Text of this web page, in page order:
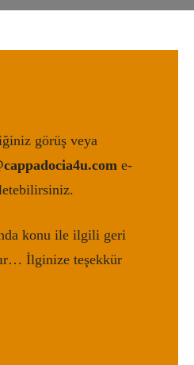
görüş veya
e-
konu ile ilgili geri
İlginize teşekkür